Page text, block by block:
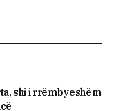
shi i rrëmbyeshëm